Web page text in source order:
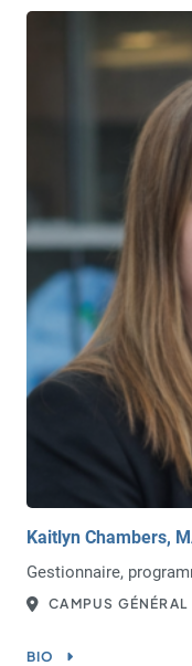
Kaitlyn Chambers,
Gestionnaire,
CAMPUS GÉNÉRAL
BIO